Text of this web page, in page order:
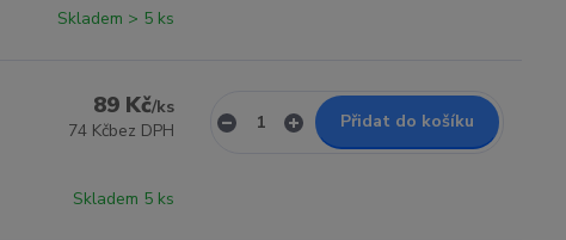
Skladem > 5 ks
89 Kč/ks
74 Kčbez DPH
Skladem 5 ks
Přidat do košíku